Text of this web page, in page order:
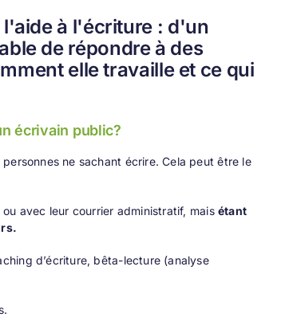
à l'écriture : d'un
de répondre à des
elle travaille et ce qui
écrivain public?
ne sachant écrire. Cela peut être le
avec leur courrier administratif, mais étant
d’écriture, bêta-lecture (analyse